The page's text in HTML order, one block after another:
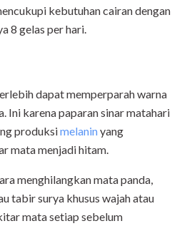
kebutuhan cairan dengan
8 gelas per hari.
dapat memperparah warna
Ini karena paparan sinar matahari
produksimelaninyang
mata menjadi hitam.
menghilangkan mata panda,
tabir surya khusus wajah atau
mata setiap sebelum